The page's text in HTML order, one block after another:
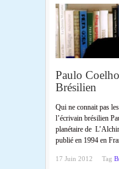
Paulo
Brésilien
Qui ne connait pas
l’écrivain brésilien
planétaire de
publié en 1994 en
17 Juin 2012 Tag